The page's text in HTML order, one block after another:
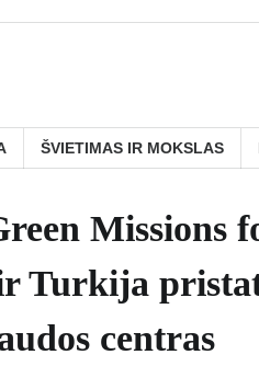
ŠVIETIMAS IR MOKSLAS
Missions
Turkija
centras